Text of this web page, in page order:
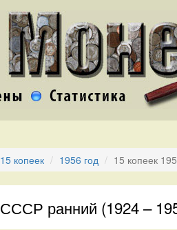
15 копеек 1956 год 15 копеек
СССР ранний (1924 –